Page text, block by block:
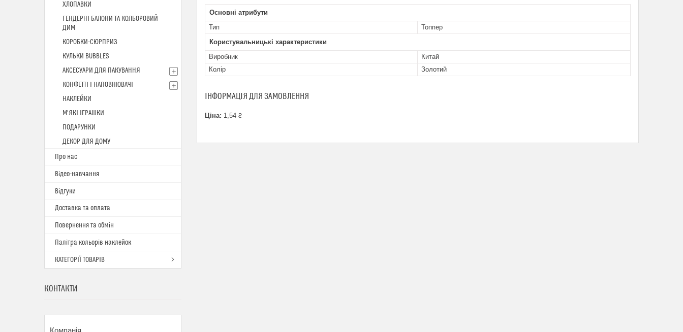
Основні атрибути
Тип
Топпер
Користувальницькі характеристики
Виробник
Китай
Колір
Золотий
ІНФОРМАЦІЯ ДЛЯ ЗАМОВЛЕННЯ
Ціна: 1,54 ₴
ХЛОПАВКИ
ГЕНДЕРНІ БАЛОНИ ТА КОЛЬОРОВИЙ
ДИМ
КОРОБКИ-СЮРПРИЗ
КУЛЬКИ BUBBLES
АКСЕСУАРИ ДЛЯ ПАКУВАННЯ
КОНФЕТТІ І НАПОВНЮВАЧІ
НАКЛЕЙКИ
М'ЯКІ ІГРАШКИ
ПОДАРУНКИ
ДЕКОР ДЛЯ ДОМУ
Про нас
Відео-навчання
Відгуки
Доставка та оплата
Повернення та обмін
Палітра кольорів наклейок
КАТЕГОРІЇ ТОВАРІВ
КОНТАКТИ